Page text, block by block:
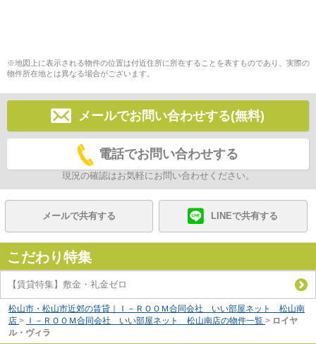
※地図上に表示される物件の位置は付近住所に所在することを表すものであり、実際の
物件所在地とは異なる場合がございます。
メールでお問い合わせする(無料)
電話でお問い合わせする
現況の確認はお気軽にお問い合わせください。
メールで共有する LINEで共有する
こだわり特集
【賃貸特集】敷金・礼金ゼロ
松山市・松山市近郊の賃貸｜Ｉ－ＲＯＯＭ合同会社 いい部屋ネット 松山南
店 > Ｉ－ＲＯＯＭ合同会社 いい部屋ネット 松山南店の物件一覧 > ロイヤ
ル・ヴィラ